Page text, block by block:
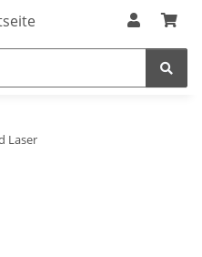
Laser